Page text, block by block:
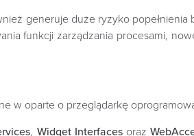
generuje duże ryzyko
funkcji zarządzania procesami,
w oparte o przeglądarkę
, Widget Interfacesoraz